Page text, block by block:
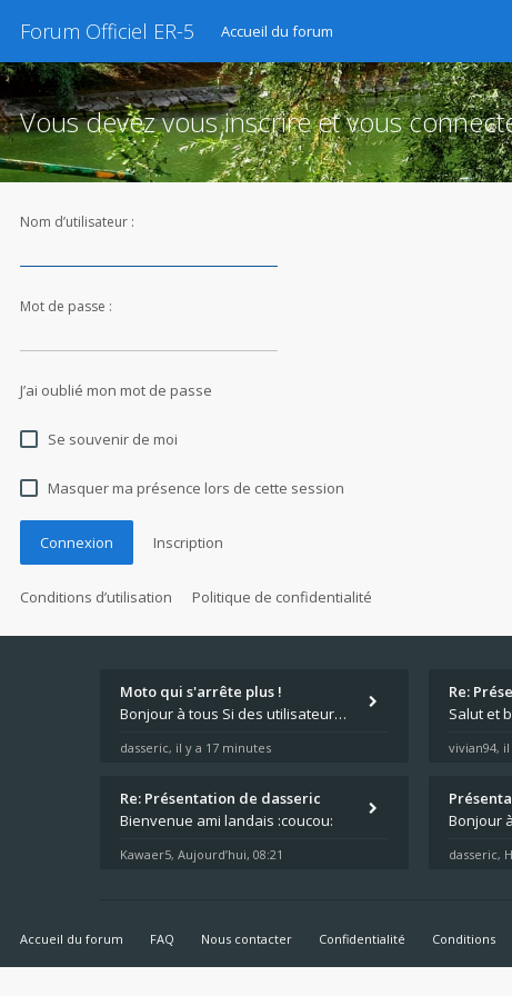
Forum Officiel ER-5 Accueil du forum
Vous devez vous inscrire et vous
Nom d’utilisateur :
Mot de passe :
J’ai oublié mon mot de passe
Se souvenir de moi
Masquer ma présence lors de cette session
Connexion Inscription
Conditions d’utilisation Politique de confidentialité
Moto qui s'arrête plus !
Bonjour à tous Si des utilisateurs ont des problèmes avec leur moto qui démarre plus, la mienne ne coupe plus :?: - Je
dasseric, il y a 17 minutes
Re:
Salut et
vivian94,
Re: Présentation de dasseric
Bienvenue ami landais :coucou:
Kawaer5, Aujourd’hui, 08:21 dasseric,
Accueil du forum FAQ Nous contacter Confidentialité Conditions